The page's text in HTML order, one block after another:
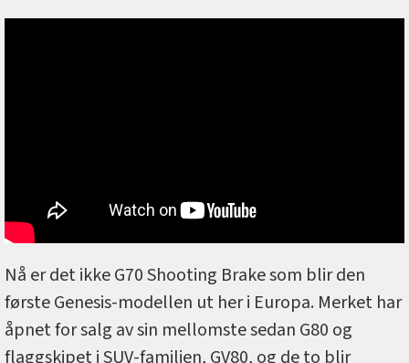
Nå er det ikke G70 Shooting Brake som blir den
første Genesis-modellen ut her i Europa. Merket har
åpnet for salg av sin mellomste sedan G80 og
flaggskipet i SUV-familien, GV80, og de to blir